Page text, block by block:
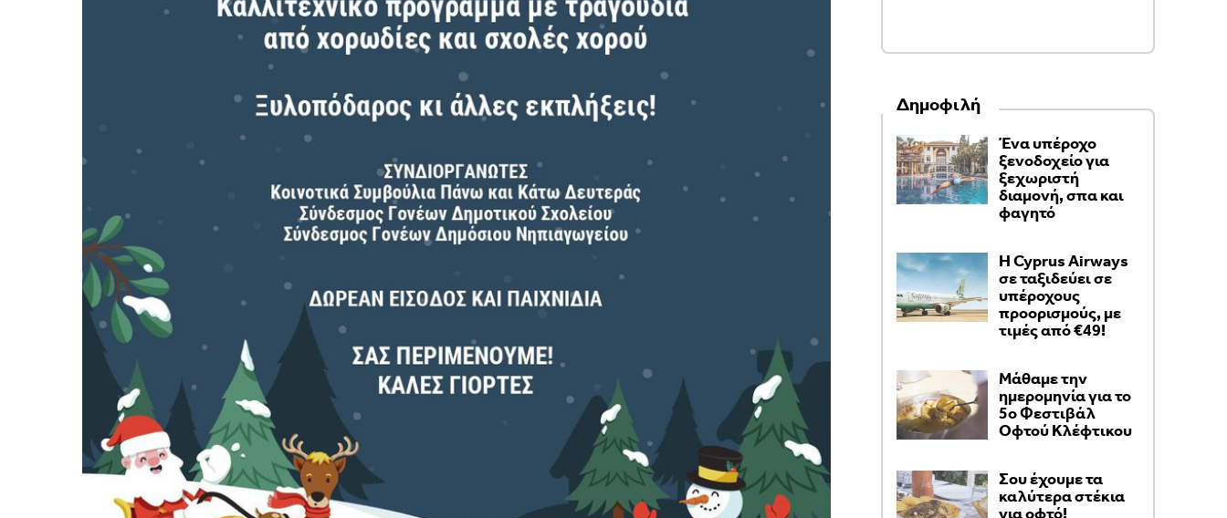
Δημοφιλή
Ένα υπέροχο
ξενοδοχείο για
ξεχωριστή
διαμονή, σπα και
φαγητό
H Cyprus Airways
σε ταξιδεύει σε
υπέροχους
προορισμούς, με
τιμές από €49!
Μάθαμε την
ημερομηνία για το
5ο Φεστιβάλ
Οφτού Κλέφτικου
Σου έχουμε τα
καλύτερα στέκια
για οφτό!